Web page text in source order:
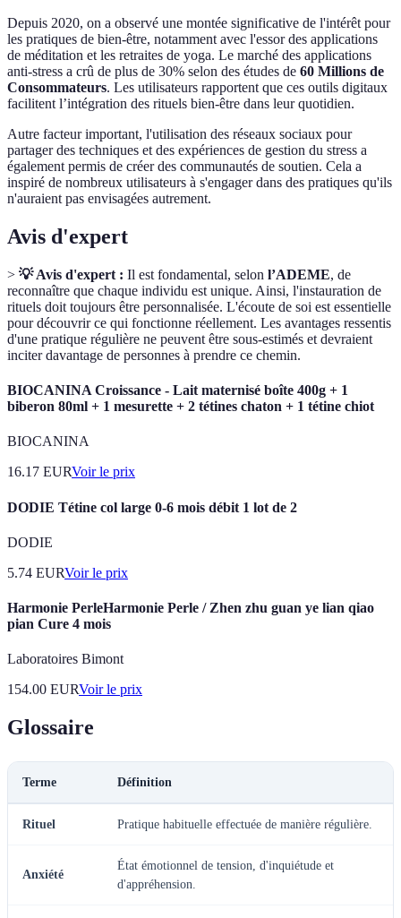
Depuis 2020, on a observé une montée significative de l'intérêt pour
les pratiques de bien-être, notamment avec l'essor des applications
de méditation et les retraites de yoga. Le marché des applications
anti-stress a crû de plus de 30% selon des études de 60 Millions de
Consommateurs. Les utilisateurs rapportent que ces outils digitaux
facilitent l’intégration des rituels bien-être dans leur quotidien.
Autre facteur important, l'utilisation des réseaux sociaux pour
partager des techniques et des expériences de gestion du stress a
également permis de créer des communautés de soutien. Cela a
inspiré de nombreux utilisateurs à s'engager dans des pratiques qu'ils
n'auraient pas envisagées autrement.
Avis d'expert
> 💡 Avis d'expert : Il est fondamental, selon l’ADEME, de
reconnaître que chaque individu est unique. Ainsi, l'instauration de
rituels doit toujours être personnalisée. L'écoute de soi est essentielle
pour découvrir ce qui fonctionne réellement. Les avantages ressentis
d'une pratique régulière ne peuvent être sous-estimés et devraient
inciter davantage de personnes à prendre ce chemin.
BIOCANINA Croissance - Lait maternisé boîte 400g + 1
biberon 80ml + 1 mesurette + 2 tétines chaton + 1 tétine chiot
BIOCANINA
16.17 EURVoir le prix
DODIE Tétine col large 0-6 mois débit 1 lot de 2
DODIE
5.74 EURVoir le prix
Harmonie PerleHarmonie Perle / Zhen zhu guan ye lian qiao
pian Cure 4 mois
Laboratoires Bimont
154.00 EURVoir le prix
Glossaire
Terme Définition
Rituel Pratique habituelle effectuée de manière régulière.
Anxiété
État émotionnel de tension, d'inquiétude et
d'appréhension.